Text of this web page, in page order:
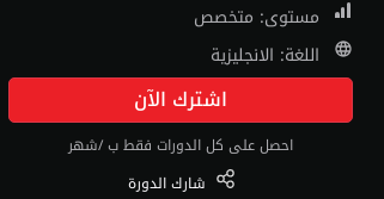
مستوى: متخصص
اللغة: الانجليزية
اشترك الآن
احصل على كل الدورات فقط ب /شهر
شاركالدورة